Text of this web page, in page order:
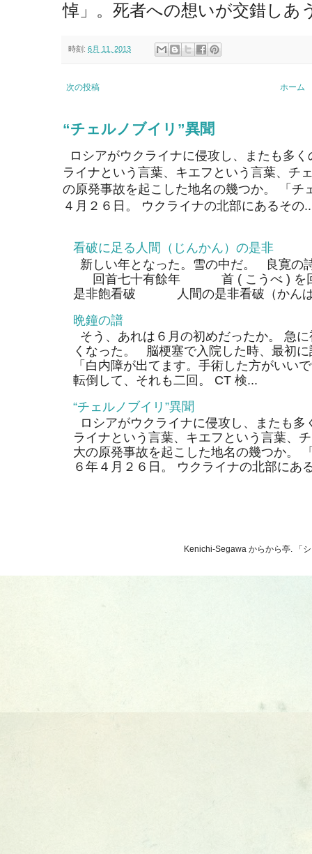
悼」。死者への想いが交錯しあ
時刻: 6月 11, 2013
次の投稿 ホーム
“チェルノブイリ”異聞
ロシアがウクライナに侵攻し、またも多
ライナという言葉、キエフという言葉、チ
の原発事故を起こした地名の幾つか。 「チ
４月２６日。 ウクライナの北部にあるその
看破に足る人間（じんかん）の是非
新しい年となった。雪の中だ。 良寛の
回首七十有餘年 首 ( こうべ ) を回
是非飽看破 人間の是非看破（かん
晩鐘の譜
そう、あれは６月の初めだったか。 急
くなった。 脳梗塞で入院した時、最初
「白内障が出てます。手術した方がい
転倒して、それも二回。 CT 検...
“チェルノブイリ”異聞
ロシアがウクライナに侵攻し、またも
ライナという言葉、キエフという言葉、
大の原発事故を起こした地名の幾つか。
６年４月２６日。 ウクライナの北部にあ
Kenichi-Segawa からから亭. 「